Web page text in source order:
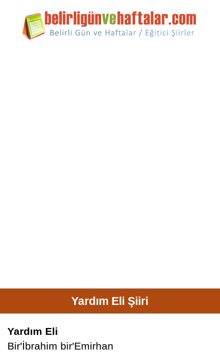
Yardım Eli Şiiri
Yardım Eli
Bir'İbrahim bir'Emirhan